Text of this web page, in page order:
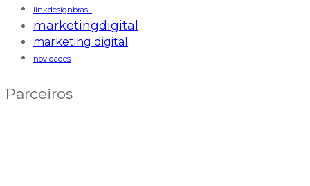
linkdesignbrasil
marketingdigital
marketing digital
novidades
Parceiros